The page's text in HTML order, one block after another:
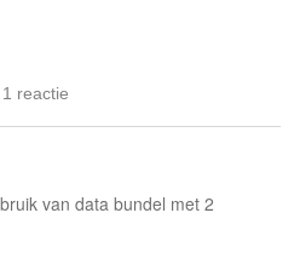
1 reactie
van data bundel met 2